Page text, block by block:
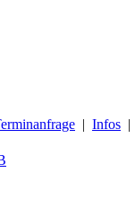
Infos